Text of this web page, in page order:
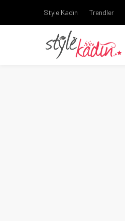
Style Kadın Trendler